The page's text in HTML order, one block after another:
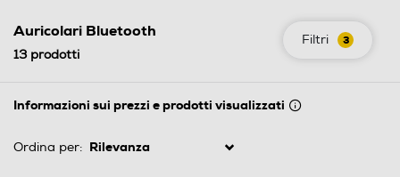
Filtri 3
Auricolari Bluetooth
13prodotti
Informazioni sui prezzi e prodotti visualizzati
Ordina per: